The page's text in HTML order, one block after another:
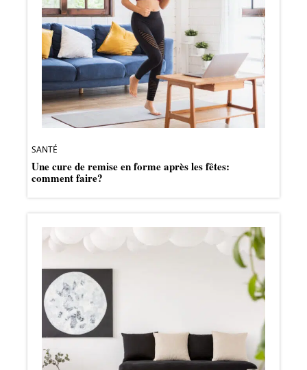
SANTÉ
Une cure de remise en forme après les fêtes:
comment faire?